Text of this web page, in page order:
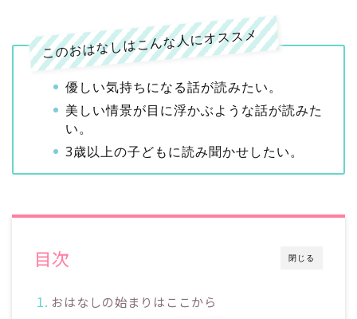
このおはなしはこんな人にオススメ
優しい気持ちになる話が読みたい。
美しい情景が目に浮かぶような話が読みた
い。
3歳以上の子どもに読み聞かせしたい。
閉じる
目次
おはなしの始まりはここから